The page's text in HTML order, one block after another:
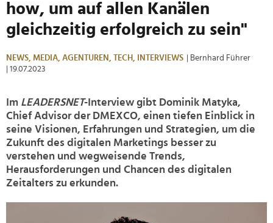
how, um auf allen Kanälen
gleichzeitig erfolgreich zu sein"
NEWS, MEDIA, AGENTUREN, TECH, INTERVIEWS
| Bernhard Führer
| 19.07.2023
Im LEADERSNET-Interview gibt Dominik Matyka,
Chief Advisor der DMEXCO, einen tiefen Einblick in
seine Visionen, Erfahrungen und Strategien, um die
Zukunft des digitalen Marketings besser zu
verstehen und wegweisende Trends,
Herausforderungen und Chancen des digitalen
Zeitalters zu erkunden.